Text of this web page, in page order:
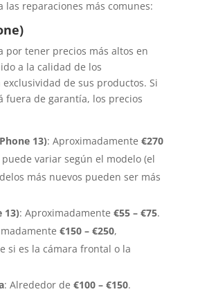
las reparaciones más comunes:
por tener precios más altos en
a la calidad de los
de sus productos. Si
fuera de garantía, los precios
13): Aproximadamente €270
puede variar según el modelo (el
más nuevos pueden ser más
13): Aproximadamente €55 – €75.
€150 – €250,
si es la cámara frontal o la
: Alrededor de €100 – €150.